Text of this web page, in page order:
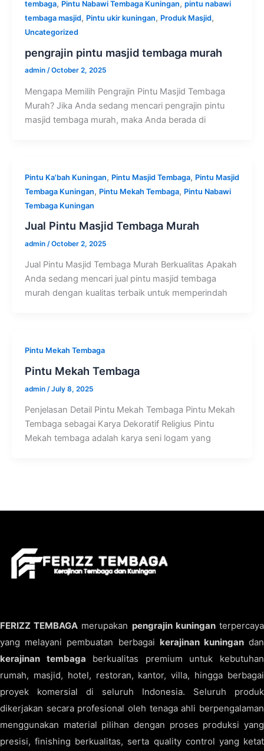
tembaga, Pintu Nabawi Tembaga Kuningan, pintu nabawi
tembaga masjid, Pintu ukir kuningan, Produk Masjid,
Uncategorized
pengrajin pintu masjid tembaga murah
admin /October 2, 2025
Mengapa Memilih Pengrajin Pintu Masjid Tembaga
Murah? Jika Anda sedang mencari pengrajin pintu
masjid tembaga murah, maka Anda berada di
Pintu Ka'bah Kuningan, Pintu Masjid Tembaga, Pintu Masjid
Tembaga Kuningan, Pintu Mekah Tembaga, Pintu Nabawi
Tembaga Kuningan
Jual Pintu Masjid Tembaga Murah
admin /October 2, 2025
Jual Pintu Masjid Tembaga Murah Berkualitas Apakah
Anda sedang mencari jual pintu masjid tembaga
murah dengan kualitas terbaik untuk memperindah
Pintu Mekah Tembaga
Pintu Mekah Tembaga
admin /July 8, 2025
Penjelasan Detail Pintu Mekah Tembaga Pintu Mekah
Tembaga sebagai Karya Dekoratif Religius Pintu
Mekah tembaga adalah karya seni logam yang
FERIZZ TEMBAGA merupakan pengrajin kuninganterpercaya
yang melayani pembuatan berbagai kerajinan kuningandan
kerajinan tembaga berkualitas premium untuk kebutuhan
rumah, masjid, hotel, restoran, kantor, villa, hingga berbagai
proyek komersial di seluruh Indonesia. Seluruh produk
dikerjakan secara profesional oleh tenaga ahli berpengalaman
menggunakan material pilihan dengan proses produksi yang
presisi, finishing berkualitas, serta quality control yang ketat